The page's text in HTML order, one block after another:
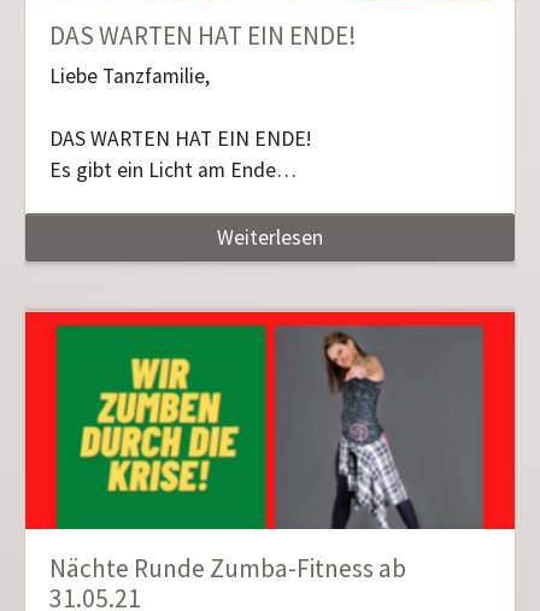
DAS WARTEN HAT EIN ENDE!
Liebe Tanzfamilie,
DAS WARTEN HAT EIN ENDE!
Es gibt ein Licht am Ende…
Weiterlesen
Nächte Runde Zumba-Fitness ab
31.05.21